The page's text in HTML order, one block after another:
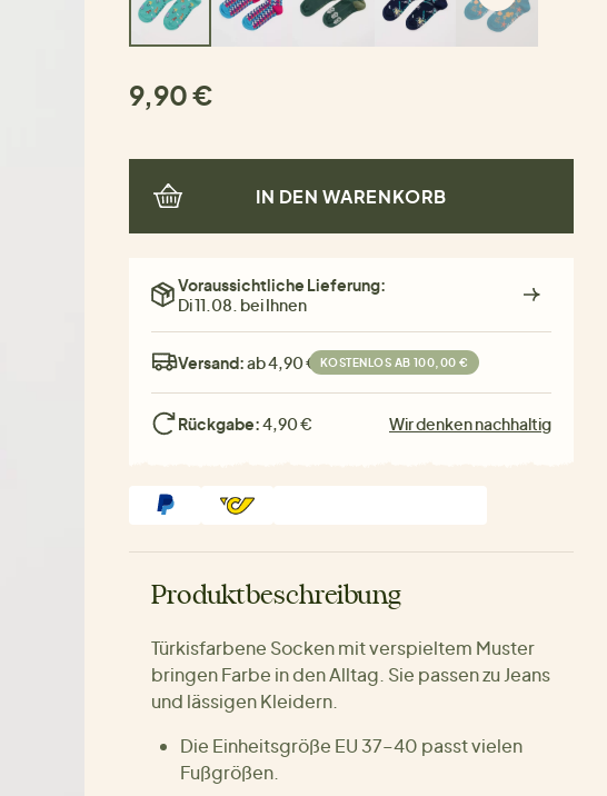
9,90 €
IN DEN WARENKORB
Voraussichtliche Lieferung:
Di 11.08. bei Ihnen
Versand:ab 4,90 € KOSTENLOS AB 100,00 €
Rückgabe:4,90 € Wir denken nachhaltig
Produktbeschreibung
Türkisfarbene Socken mit verspieltem Muster
bringen Farbe in den Alltag. Sie passen zu Jeans
und lässigen Kleidern.
Die Einheitsgröße EU 37–40 passt vielen
Fußgrößen.